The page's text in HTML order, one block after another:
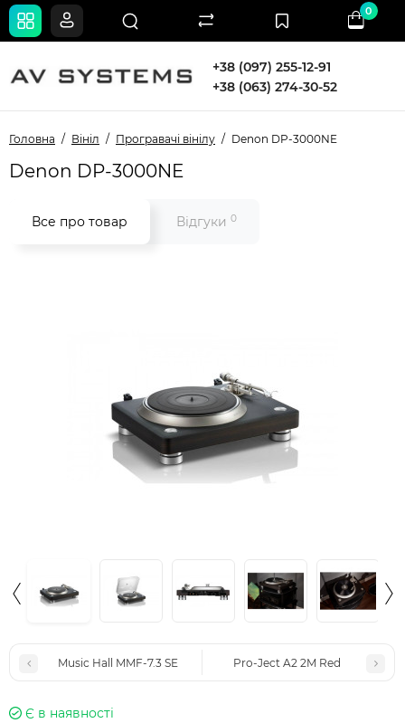
+38 (097) 255-12-91
+38 (063) 274-30-52
0
Головна Вініл Програвачі вінілу Denon DP-3000NE
Denon DP-3000NE
Все про товар Відгуки 0
Music Hall MMF-7.3 SE Pro-Ject A2 2M Red
Є в наявності